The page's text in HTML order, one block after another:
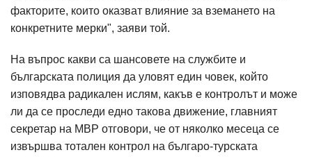
факторите, които оказват влияние за вземането на
конкретните мерки", заяви той.
На въпрос какви са шансовете на службите и
българската полиция да уловят един човек, който
изповядва радикален ислям, какъв е контролът и може
ли да се проследи едно такова движение, главният
секретар на МВР отговори, че от няколко месеца се
извършва тотален контрол на българо-турската